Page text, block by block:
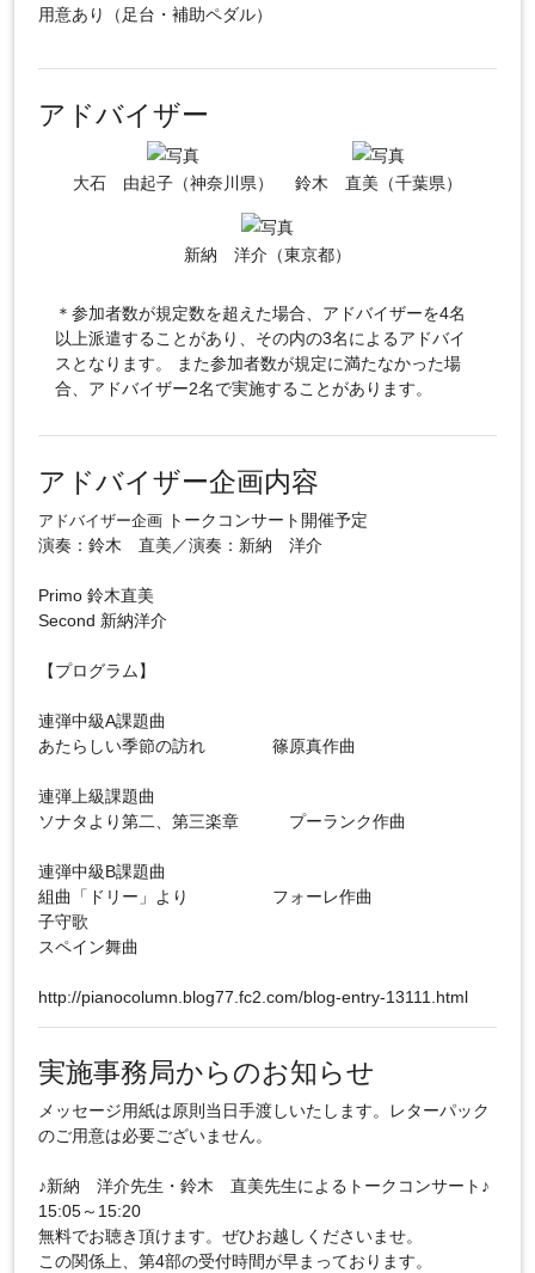
用意あり（足台・補助ペダル）
アドバイザー
大石 由起子（神奈川県） 鈴木 直美（千葉県）
新納 洋介（東京都）
＊参加者数が規定数を超えた場合、アドバイザーを4名
以上派遣することがあり、その内の3名によるアドバイ
スとなります。 また参加者数が規定に満たなかった場
合、アドバイザー2名で実施することがあります。
アドバイザー企画内容
アドバイザー企画トークコンサート開催予定
演奏：鈴木 直美／演奏：新納 洋介
Primo 鈴木直美
Second 新納洋介
【プログラム】
連弾中級A課題曲
あたらしい季節の訪れ 篠原真作曲
連弾上級課題曲
ソナタより第二、第三楽章 プーランク作曲
連弾中級B課題曲
組曲「ドリー」より フォーレ作曲
子守歌
スペイン舞曲
http://pianocolumn.blog77.fc2.com/blog-entry-13111.html
実施事務局からのお知らせ
メッセージ用紙は原則当日手渡しいたします。レターパック
のご用意は必要ございません。
♪新納 洋介先生・鈴木 直美先生によるトークコンサート♪
15:05～15:20
無料でお聴き頂けます。ぜひお越しくださいませ。
この関係上、第4部の受付時間が早まっております。